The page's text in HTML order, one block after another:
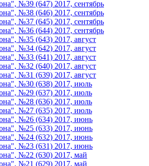
№39 (647) 2017, сентябрь
№38 (646) 2017, сентябрь
№37 (645) 2017, сентябрь
№36 (644) 2017, сентябрь
№35 (643) 2017, август
№34 (642) 2017, август
№33 (641) 2017, август
№32 (640) 2017, август
№31 (639) 2017, август
№30 (638) 2017, июль
№29 (637) 2017, июль
№28 (636) 2017, июль
№27 (635) 2017, июль
№26 (634) 2017, июнь
№25 (633) 2017, июнь
№24 (632) 2017, июнь
№23 (631) 2017, июнь
№22 (630) 2017, май
№21 (629) 2017, май